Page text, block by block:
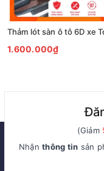
1.600.000₫
(Giảm
Nhậnthông tin sản